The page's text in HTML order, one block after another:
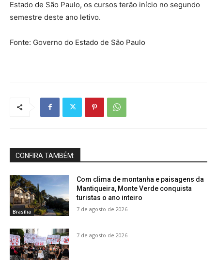
Estado de São Paulo, os cursos terão início no segundo
semestre deste ano letivo.
Fonte: Governo do Estado de São Paulo
CONFIRA TAMBÉM:
Brasília
Com clima de montanha e paisagens da
Mantiqueira, Monte Verde conquista
turistas o ano inteiro
7 de agosto de 2026
7 de agosto de 2026